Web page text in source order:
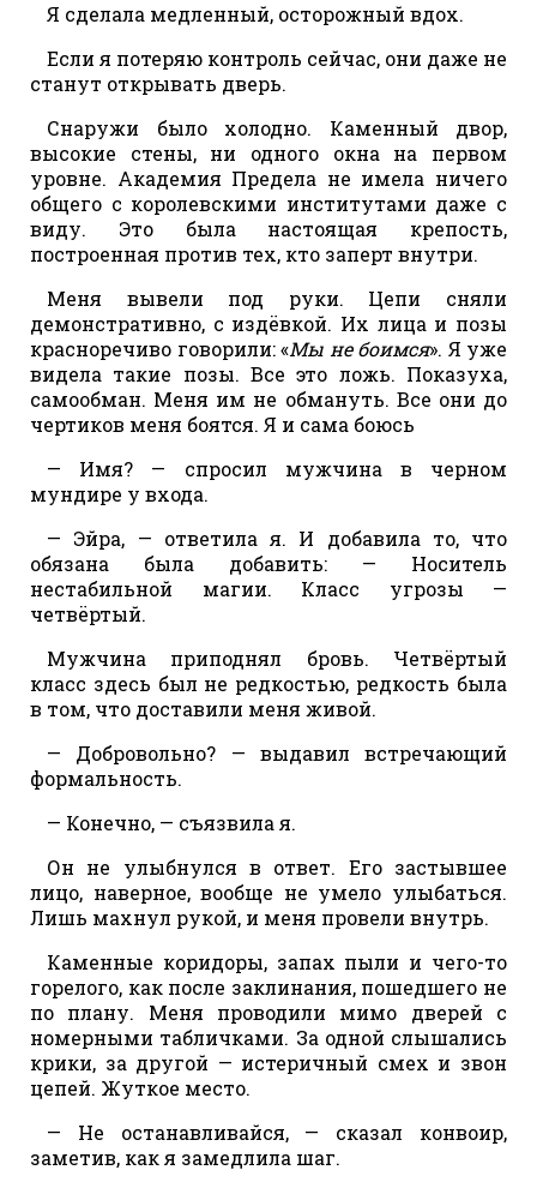
Я сделала медленный, осторожный вдох.
Если я потеряю контроль сейчас, они даже не
станут открывать дверь.
Снаружи было холодно. Каменный двор,
высокие стены, ни одного окна на первом
уровне. Академия Предела не имела ничего
общего с королевскими институтами даже с
виду. Это была настоящая крепость,
построенная против тех, кто заперт внутри.
Меня вывели под руки. Цепи сняли
демонстративно, с издёвкой. Их лица и позы
красноречиво говорили: «Мы не боимся». Я уже
видела такие позы. Все это ложь. Показуха,
самообман. Меня им не обмануть. Все они до
чертиков меня боятся. Я и сама боюсь
— Имя? — спросил мужчина в черном
мундире у входа.
— Эйра, — ответила я. И добавила то, что
обязана была добавить: — Носитель
нестабильной магии. Класс угрозы —
четвёртый.
Мужчина приподнял бровь. Четвёртый
класс здесь был не редкостью, редкость была
в том, что доставили меня живой.
— Добровольно? — выдавил встречающий
формальность.
— Конечно, — съязвила я.
Он не улыбнулся в ответ. Его застывшее
лицо, наверное, вообще не умело улыбаться.
Лишь махнул рукой, и меня провели внутрь.
Каменные коридоры, запах пыли и чего-то
горелого, как после заклинания, пошедшего не
по плану. Меня проводили мимо дверей с
номерными табличками. За одной слышались
крики, за другой — истеричный смех и звон
цепей. Жуткое место.
— Не останавливайся, — сказал конвоир,
заметив, как я замедлила шаг.